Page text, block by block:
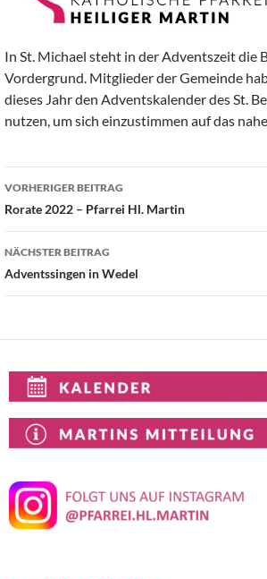
In St. Michael steht in der Adventszeit die
Vordergrund. Mitglieder der Gemeinde
dieses Jahr den Adventskalender des St.
nutzen, um sich einzustimmen auf das
Beitragsnavigation
VORHERIGER BEITRAG
Rorate 2022 – Pfarrei Hl. Martin
NÄCHSTER BEITRAG
Adventssingen in Wedel